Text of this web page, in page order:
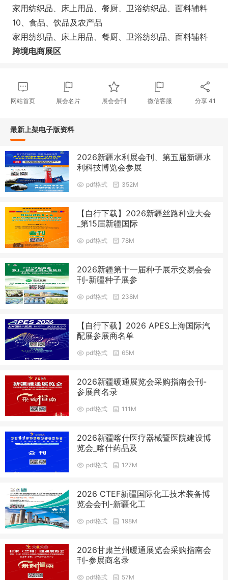
家用纺织品、床上用品、餐厨、卫浴纺织品、面料辅料
10、食品、饮品及农产品
家用纺织品、床上用品、餐厨、卫浴纺织品、面料辅料
跨境电商展区
网站首页 展会名片 展会会刊 微信客服 分享 41
最新上架电子版资料
2026新疆水利展会刊、第五届新疆水
利科技博览会参展
pdf格式 352M
【自行下载】2026新疆丝路种业大会
_第15届新疆国际
pdf格式 78M
2026新疆第十一届种子展示交易会会
刊-新疆种子展参
pdf格式 238M
【自行下载】2026 APES上海国际汽
配展参展商名单
pdf格式 65M
2026新疆暖通展览会采购指南会刊-
参展商名录
pdf格式 111M
2026新疆喀什医疗器械暨医院建设博
览会_喀什药品及
pdf格式 127M
2026 CTEF新疆国际化工技术装备博
览会会刊-新疆化工
pdf格式 198M
2026甘肃兰州暖通展览会采购指南会
刊-参展商名录
pdf格式 57M